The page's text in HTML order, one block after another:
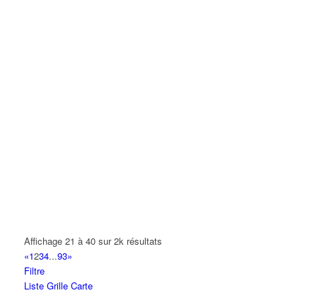
Affichage 21 à 40 sur 2k résultats
«1234...93»
Filtre
Liste Grille Carte